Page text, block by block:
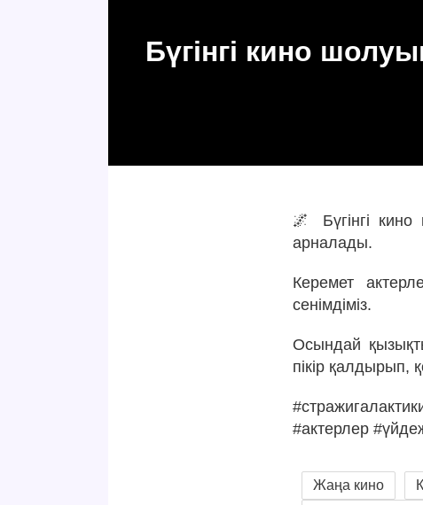
Бүгінгі кино
🌌 Бүгінгі
арналады.
Керемет
сенімдіміз.
Осындай
пікір қалдырып,
#актерлер
Жаңа кино